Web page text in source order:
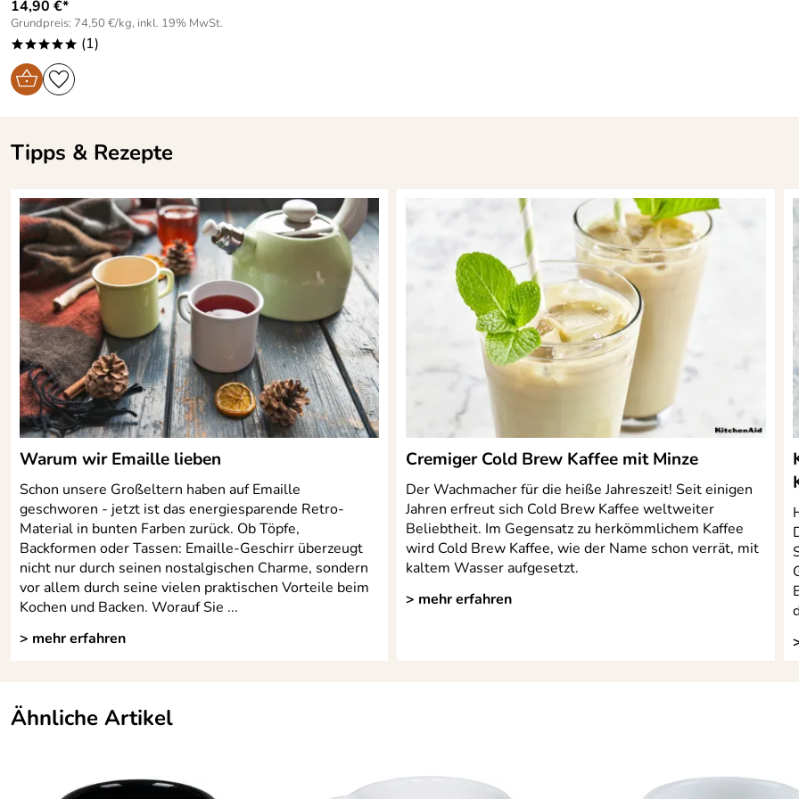
14,90 €*
Grundpreis: 74,50 €/kg, inkl. 19% MwSt.
***** (1)
Tipps & Rezepte
Warum wir Emaille lieben
Schon unsere Großeltern haben auf Emaille
geschworen - jetzt ist das energiesparende Retro-
Material in bunten Farben zurück. Ob Töpfe,
Backformen oder Tassen: Emaille-Geschirr überzeugt
nicht nur durch seinen nostalgischen Charme, sondern
vor allem durch seine vielen praktischen Vorteile beim
Kochen und Backen. Worauf Sie ...
> mehr erfahren
Cremiger Cold Brew Kaffee mit Minze
Der Wachmacher für die heiße Jahreszeit! Seit einigen
Jahren erfreut sich Cold Brew Kaffee weltweiter
Beliebtheit. Im Gegensatz zu herkömmlichem Kaffee
wird Cold Brew Kaffee, wie der Name schon verrät, mit
kaltem Wasser aufgesetzt.
> mehr erfahren
Ähnliche Artikel